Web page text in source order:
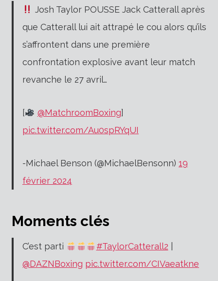
Josh Taylor POUSSE Jack Catterall après
que Catterall lui ait attrapé le cou alors qu’ils
s’affrontent dans une première
confrontation explosive avant leur match
revanche le 27 avril…
[ @MatchroomBoxing]
pic.twitter.com/Au0spRYqUI
-Michael Benson (@MichaelBensonn) 19
février 2024
Moments clés
C’est parti #TaylorCatterall2
@DAZNBoxing pic.twitter.com/CIVaeatkne